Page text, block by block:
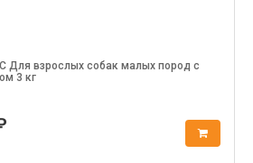
Для взрослых собак малых пород с
3 кг